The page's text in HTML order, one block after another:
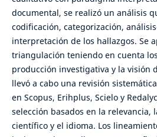
documental, se realizó un análisis
codificación, categorización,
interpretación de los hallazgos. Se
triangulación teniendo en cuenta
producción investigativa y la visión
llevó a cabo una revisión
en Scopus, Erihplus, Scielo y
selección basados en la
científico y el idioma. Los